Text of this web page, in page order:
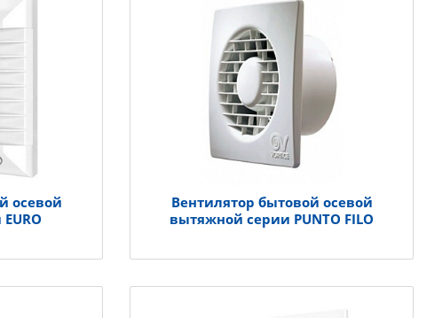
осевой
Вентилятор бытовой осевой
вытяжной серии PUNTO FILO